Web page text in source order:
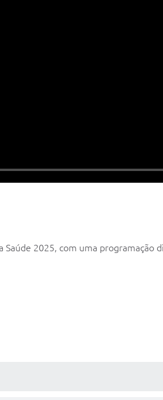
2025, com uma programação